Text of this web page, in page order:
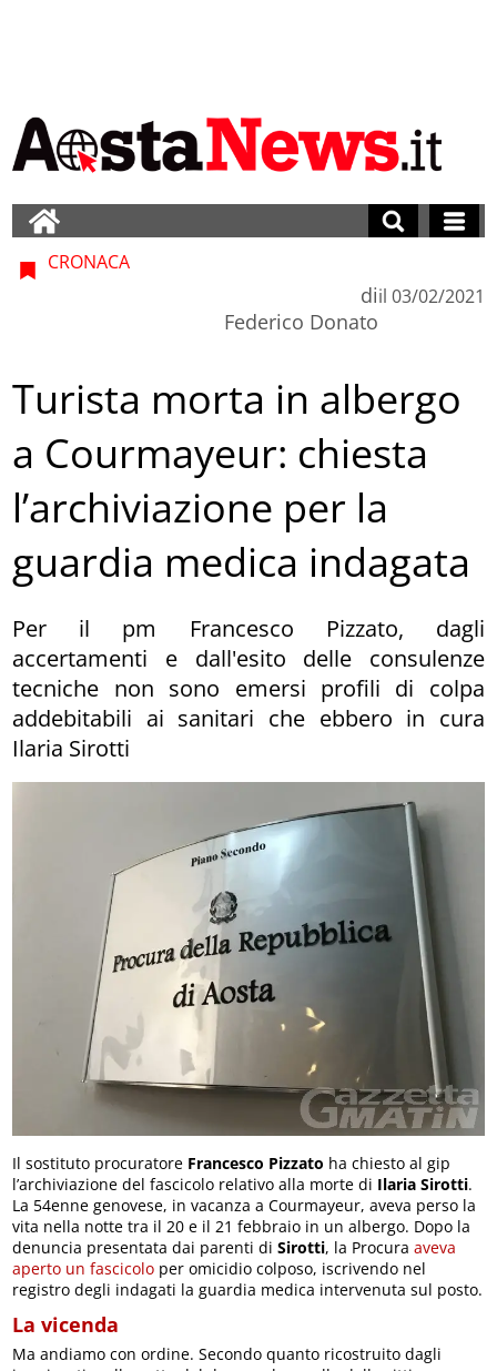
CRONACA
di
Federico Donato
il 03/02/2021
Turista morta in albergo
a Courmayeur: chiesta
l’archiviazione per la
guardia medica indagata
Per il pm Francesco Pizzato, dagli
accertamenti e dall'esito delle consulenze
tecniche non sono emersi profili di colpa
addebitabili ai sanitari che ebbero in cura
Ilaria Sirotti
Il sostituto procuratore Francesco Pizzato ha chiesto al gip
l’archiviazione del fascicolo relativo alla morte di Ilaria Sirotti.
La 54enne genovese, in vacanza a Courmayeur, aveva perso la
vita nella notte tra il 20 e il 21 febbraio in un albergo. Dopo la
denuncia presentata dai parenti diSirotti, la Procuraaveva
aperto un fascicolo per omicidio colposo, iscrivendo nel
registro degli indagati la guardia medica intervenuta sul posto.
La vicenda
Ma andiamo con ordine. Secondo quanto ricostruito dagli